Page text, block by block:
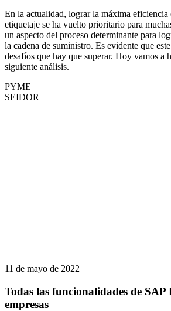
En la actualidad, lograr la máxima eficiencia
etiquetaje se ha vuelto prioritario para
un aspecto del proceso determinante para
la cadena de suministro. Es evidente que
desafíos que hay que superar. Hoy vamos a
siguiente análisis.
PYME
SEIDOR
11 de mayo de 2022
Todas las funcionalidades de SAP
empresas